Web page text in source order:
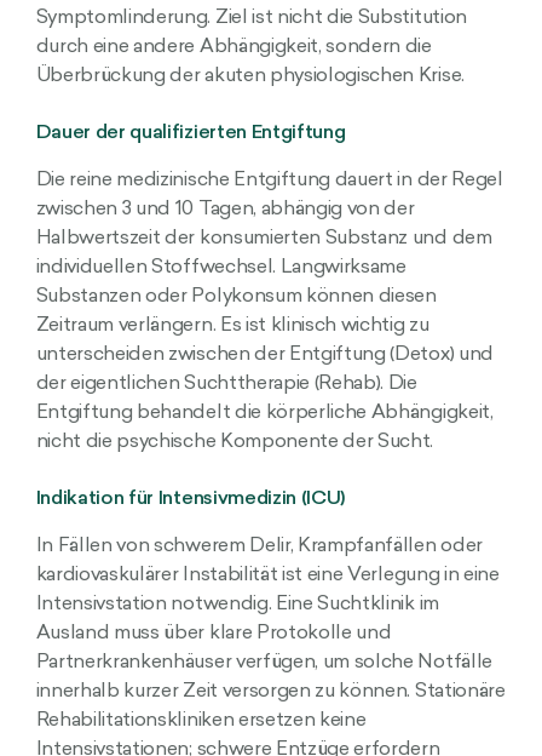
Symptomlinderung. Ziel ist nicht die Substitution
durch eine andere Abhängigkeit, sondern die
Überbrückung der akuten physiologischen Krise.
Dauer der qualifizierten Entgiftung
Die reine medizinische Entgiftung dauert in der Regel
zwischen 3 und 10 Tagen, abhängig von der
Halbwertszeit der konsumierten Substanz und dem
individuellen Stoffwechsel. Langwirksame
Substanzen oder Polykonsum können diesen
Zeitraum verlängern. Es ist klinisch wichtig zu
unterscheiden zwischen der Entgiftung (Detox) und
der eigentlichen Suchttherapie (Rehab). Die
Entgiftung behandelt die körperliche Abhängigkeit,
nicht die psychische Komponente der Sucht.
Indikation für Intensivmedizin (ICU)
In Fällen von schwerem Delir, Krampfanfällen oder
kardiovaskulärer Instabilität ist eine Verlegung in eine
Intensivstation notwendig. Eine Suchtklinik im
Ausland muss über klare Protokolle und
Partnerkrankenhäuser verfügen, um solche Notfälle
innerhalb kurzer Zeit versorgen zu können. Stationäre
Rehabilitationskliniken ersetzen keine
Intensivstationen; schwere Entzüge erfordern